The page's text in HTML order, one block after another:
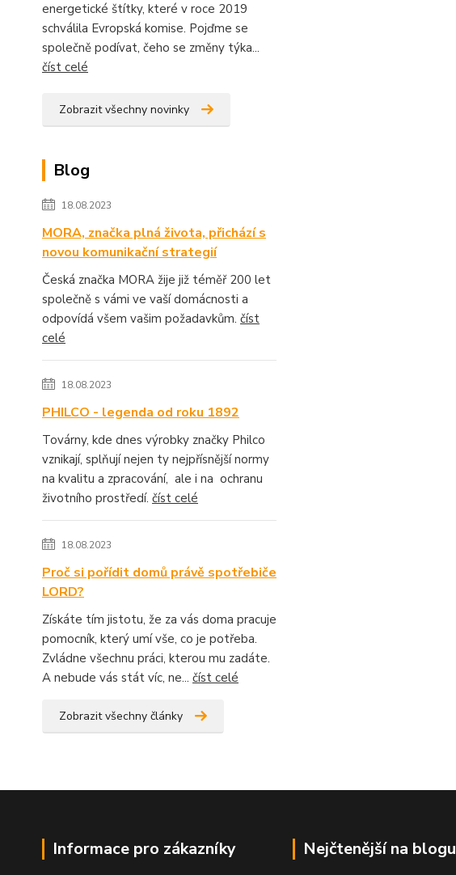
energetické štítky, které v roce 2019
schválila Evropská komise. Pojďme se
společně podívat, čeho se změny týka...
číst celé
Zobrazit všechny novinky
Blog
18.08.2023
MORA, značka plná života, přichází s
novou komunikační strategií
Česká značka MORA žije již téměř 200 let
společně s vámi ve vaší domácnosti a
odpovídá všem vašim požadavkům. číst
celé
18.08.2023
PHILCO - legenda od roku 1892
Továrny, kde dnes výrobky značky Philco
vznikají, splňují nejen ty nejpřísnější normy
na kvalitu a zpracování, ale i na ochranu
životního prostředí. číst celé
18.08.2023
Proč si pořídit domů právě spotřebiče
LORD?
Získáte tím jistotu, že za vás doma pracuje
pomocník, který umí vše, co je potřeba.
Zvládne všechnu práci, kterou mu zadáte.
A nebude vás stát víc, ne... číst celé
Zobrazit všechny články
Informace pro zákazníky Nejčtenější na blogu